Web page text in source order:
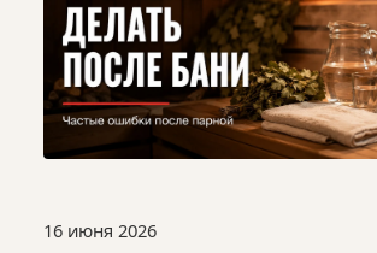
16 июня 2026